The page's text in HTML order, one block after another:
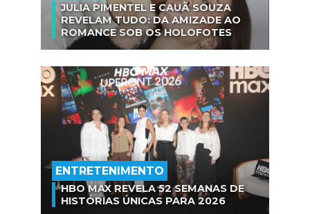
JULIA PIMENTEL E CAUÃ SOUZA
REVELAM TUDO: DA AMIZADE AO
ROMANCE SOB OS HOLOFOTES
ENTRETENIMENTO
HBO MAX REVELA 52 SEMANAS DE
HISTÓRIAS ÚNICAS PARA 2026